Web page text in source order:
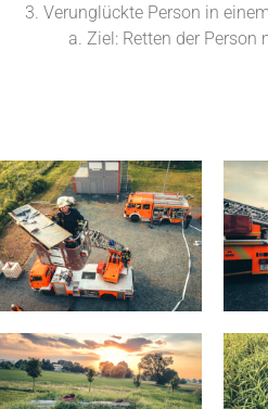
Verunglückte Person in
Ziel: Retten der